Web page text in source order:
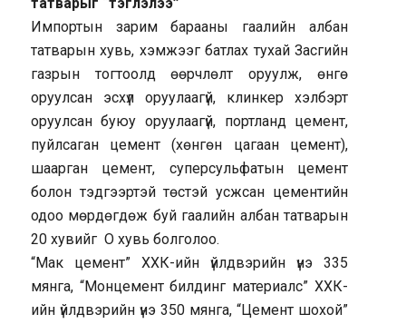
Импортын зарим барааны гаалийн албан
татварын хувь, хэмжээг батлах тухай Засгийн
газрын тогтоолд өөрчлөлт оруулж, өнгө
оруулсан эсхүл оруулаагүй, клинкер хэлбэрт
оруулсан буюу оруулаагүй, портланд цемент,
пуйлсаган цемент (хөнгөн цагаан цемент),
шаарган цемент, суперсульфатын цемент
болон тэдгээртэй төстэй усжсан цементийн
одоо мөрдөгдөж буй гаалийн албан татварын
20 хувийг O хувь болголоо.
“Мак цемент” ХХК-ийн үйлдвэрийн үнэ 335
мянга, “Монцемент билдинг материалс” ХХК-
ийн үйлдвэрийн үнэ 350 мянга, “Цемент шохой”